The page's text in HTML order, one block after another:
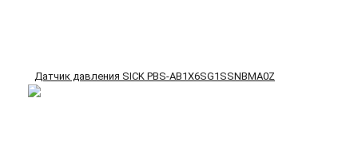
Датчик давления SICK PBS-AB1X6SG1SSNBMA0Z